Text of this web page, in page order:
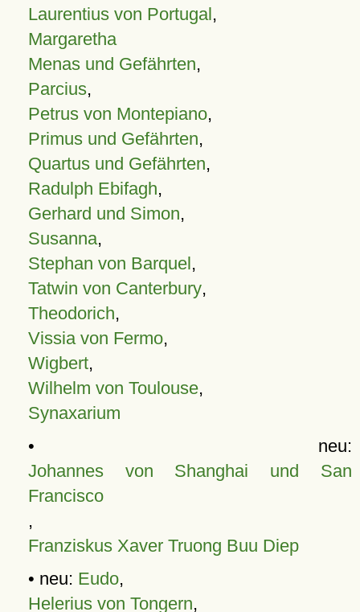
Laurentius von Portugal,
Margaretha
Menas und Gefährten,
Parcius,
Petrus von Montepiano,
Primus und Gefährten,
Quartus und Gefährten,
Radulph Ebifagh,
Gerhard und Simon,
Susanna,
Stephan von Barquel,
Tatwin von Canterbury,
Theodorich,
Vissia von Fermo,
Wigbert,
Wilhelm von Toulouse,
Synaxarium
• neu:
Johannes von Shanghai und San
Francisco
,
Franziskus Xaver Truong Buu Diep
• neu: Eudo,
Helerius von Tongern,